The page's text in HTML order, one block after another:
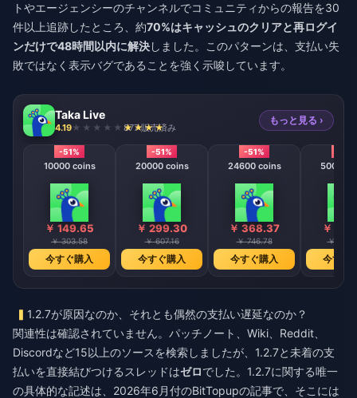
トやエージェンシーのチャンネルでコミュニティからの報告を30
件以上追跡したところ、約70%はキャッシュのクリアと再ログイ
ンだけで48時間以内に解決しました。このパターンは、支払い失
敗ではなく表示バグであることを強く示唆しています。
Taka Live
4.19 877 販売済み
もっと見る ›
-51%
10000 coins
￥ 149.65
￥ 303.58
今すぐ購入
-51%
20000 coins
￥ 299.30
￥ 607.16
今すぐ購入
-51%
24600 coins
￥ 368.37
￥ 746.78
今すぐ購入
50000
￥
￥
今すぐ
1.2.7が原因なのか、それとも偶然の支払い遅延なのか？
関連性は確認されていません。パッチノート、Wiki、Reddit、
Discordなど15以上のソースを検索しましたが、1.2.7と未着の支
払いを直接結びつけるスレッドはゼロでした。1.2.7に関する唯一
の具体的な記述は、2026年6月付のBitTopupの記事で、そこには